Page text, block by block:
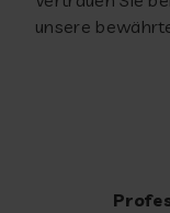
unsere